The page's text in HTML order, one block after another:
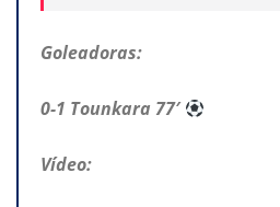
Goleadoras:
0-1 Tounkara 77′
Vídeo: